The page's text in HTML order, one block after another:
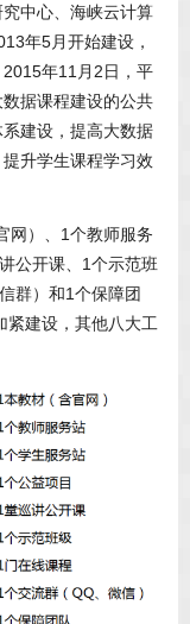
中心、海峡云计算
年5月开始建设，
年11月2日，平
据课程建设的公共
建设，提高大数据
升学生课程学习效
网）、1个教师服务
公开课、1个示范班
群）和1个保障团
紧建设，其他八大工